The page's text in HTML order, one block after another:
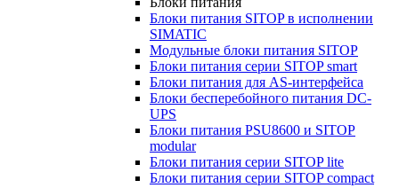
Блоки питания SITOP в исполнении
SIMATIC
Модульные блоки питания SITOP
Блоки питания серии SITOP smart
Блоки питания для AS-интерфейса
Блоки бесперебойного питания DC-
UPS
Блоки питания PSU8600 и SITOP
modular
Блоки питания серии SITOP lite
Блоки питания серии SITOP compact